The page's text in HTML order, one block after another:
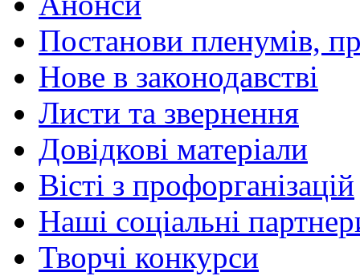
Постанови пленумів,
Нове в законодавстві
Листи та звернення
Довідкові матеріали
Вісті з профорганізацій
Наші соціальні
Творчі конкурси